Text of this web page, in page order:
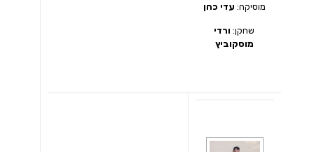
מוסיקה: עדי כהן
שחקן: ורדי
מוסקוביץ